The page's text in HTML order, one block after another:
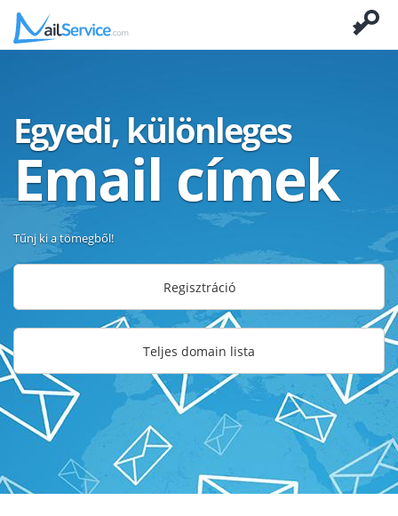
Egyedi, különleges
Email címek
Tűnj ki a tömegből!
Regisztráció
Teljes domain lista